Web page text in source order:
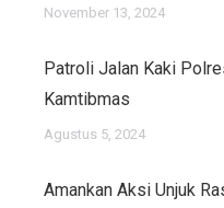
November 13, 2024
Patroli Jalan Kaki
Kamtibmas
Agustus 5, 2024
Amankan Aksi Unjuk